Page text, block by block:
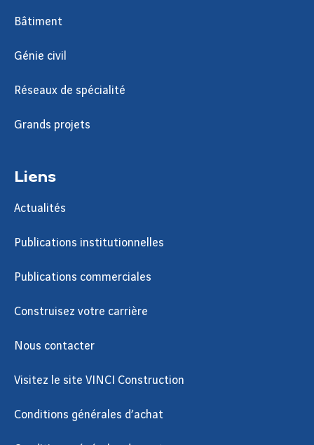
Bâtiment
Génie civil
Réseaux de spécialité
Grands projets
Liens
Actualités
Publications institutionnelles
Publications commerciales
Construisez votre carrière
Nous contacter
Visitez le site VINCI Construction
Conditions générales d’achat